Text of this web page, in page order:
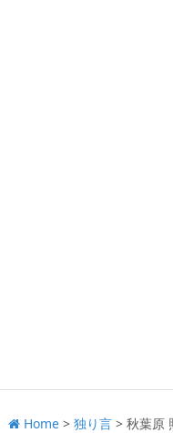
Home> 独り言> 秋葉原